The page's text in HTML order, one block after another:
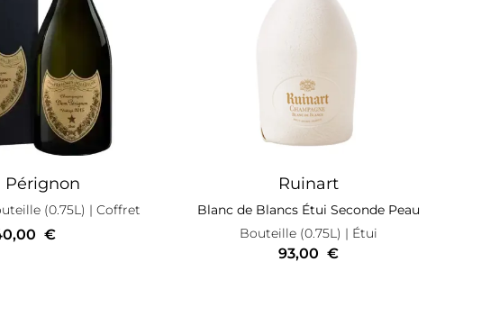
Pérignon
(0.75L) | Coffret
€
Ruinart
Blanc de Blancs Étui Seconde Peau
Bouteille (0.75L) | Étui
93,00 €